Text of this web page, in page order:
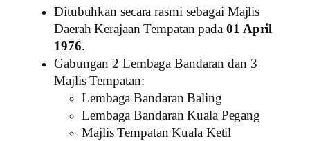
Ditubuhkan secara rasmi sebagai Majlis
Daerah Kerajaan Tempatan pada 01 April
1976.
Gabungan 2 Lembaga Bandaran dan 3
Majlis Tempatan:
Lembaga Bandaran Baling
Lembaga Bandaran Kuala Pegang
Majlis Tempatan Kuala Ketil